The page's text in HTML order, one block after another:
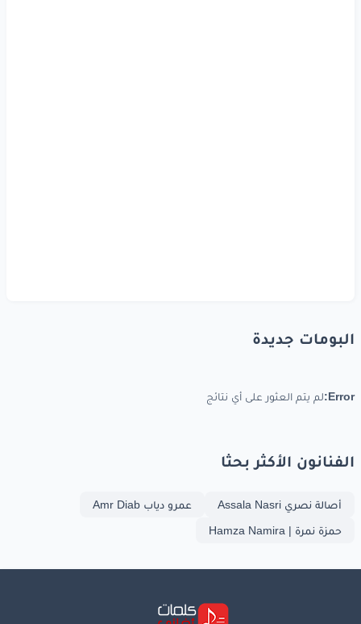
البومات جديدة
Error: لم يتم العثور على أي نتائج
الفنانون الأكثر بحثا
أصالة نصري Assala Nasri
عمرو دياب Amr Diab
حمزة نمرة | Hamza Namira